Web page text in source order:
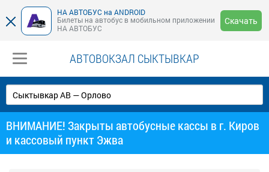
НА АВТОБУС на ANDROID
Билеты на автобус в мобильном приложении
НА АВТОБУС
Скачать
АВТОВОКЗАЛ СЫКТЫВКАР
ВНИМАНИЕ! Закрыты автобусные кассы в г. Киров
и кассовый пункт Эжва